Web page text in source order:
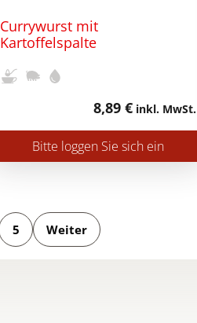
Currywurst mit
Kartoffelspalte
8,89 € inkl. MwSt.
Bitte loggen Sie sich ein
5 Weiter